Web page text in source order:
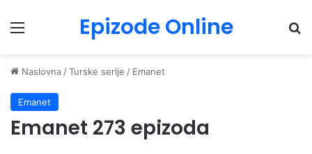
Menu Epizode Online
Naslovna /Turske serije / Emanet
Emanet
Emanet 273 epizoda